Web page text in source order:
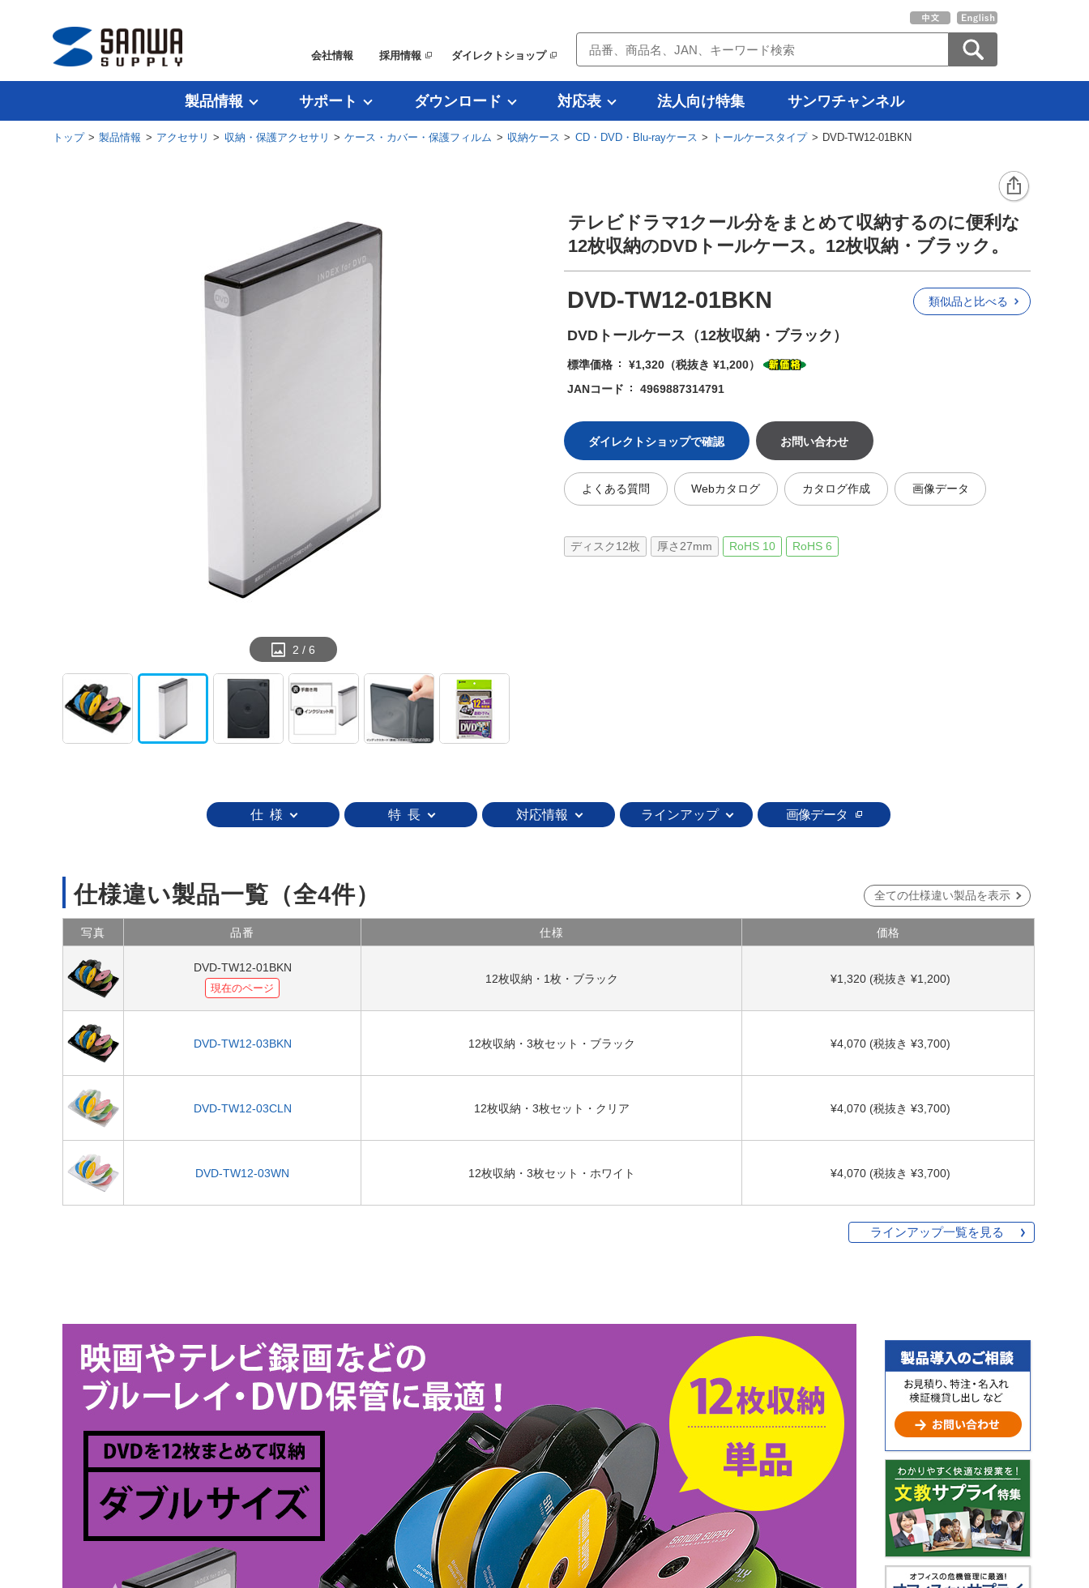
会社情報 採用情報 ダイレクトショップ
製品情報 サポート ダウンロード 対応表 法人向け特集 サンワチャンネル
トップ>製品情報 > アクセサリ > 収納・保護アクセサリ >ケース・カバー・保護フィルム > 収納ケース > CD・DVD・Blu-rayケース > トールケースタイプ> DVD-TW12-01BKN
2 / 6
テレビドラマ1クール分をまとめて収納するのに便利な
12枚収納のDVDトールケース。12枚収納・ブラック。
DVD-TW12-01BKN
DVDトールケース（12枚収納・ブラック）
類似品と比べる
標準価格 ¥1,320 （税抜き ¥1,200）
JANコード
4969887314791
ダイレクトショップで確認 お問い合わせ
よくある質問 Webカタログ カタログ作成 画像データ
ディスク12枚 厚さ27mm RoHS 10 RoHS 6
仕 様 特 長 対応情報 ラインアップ 画像データ
仕様違い製品一覧 （全4件） 全ての仕様違い製品を表示
写真 品番 仕様 価格
DVD-TW12-01BKN
現在のページ
12枚収納・1枚・ブラック ¥1,320 (税抜き ¥1,200)
DVD-TW12-03BKN 12枚収納・3枚セット・ブラック ¥4,070 (税抜き ¥3,700)
DVD-TW12-03CLN 12枚収納・3枚セット・クリア ¥4,070 (税抜き ¥3,700)
DVD-TW12-03WN 12枚収納・3枚セット・ホワイト ¥4,070 (税抜き ¥3,700)
ラインアップ一覧を見る